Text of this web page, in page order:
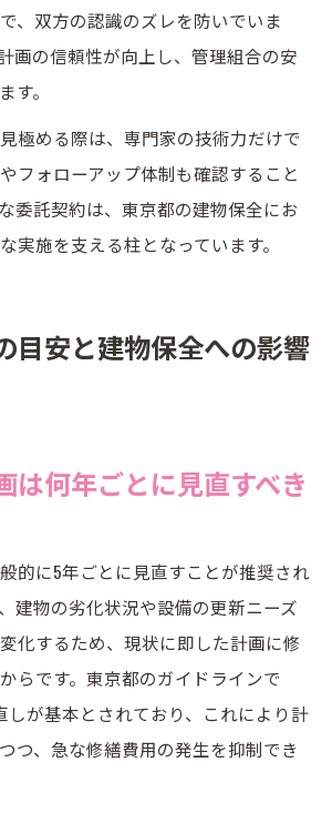
、双方の認識のズレを防いでいま
画の信頼性が向上し、管理組合の安
す。
極める際は、専門家の技術力だけで
フォローアップ体制も確認すること
委託契約は、東京都の建物保全にお
実施を支える柱となっています。
目安と建物保全への影響
は何年ごとに見直すべき
的に5年ごとに見直すことが推奨され
建物の劣化状況や設備の更新ニーズ
化するため、現状に即した計画に修
らです。東京都のガイドラインで
しが基本とされており、これにより計
つ、急な修繕費用の発生を抑制でき